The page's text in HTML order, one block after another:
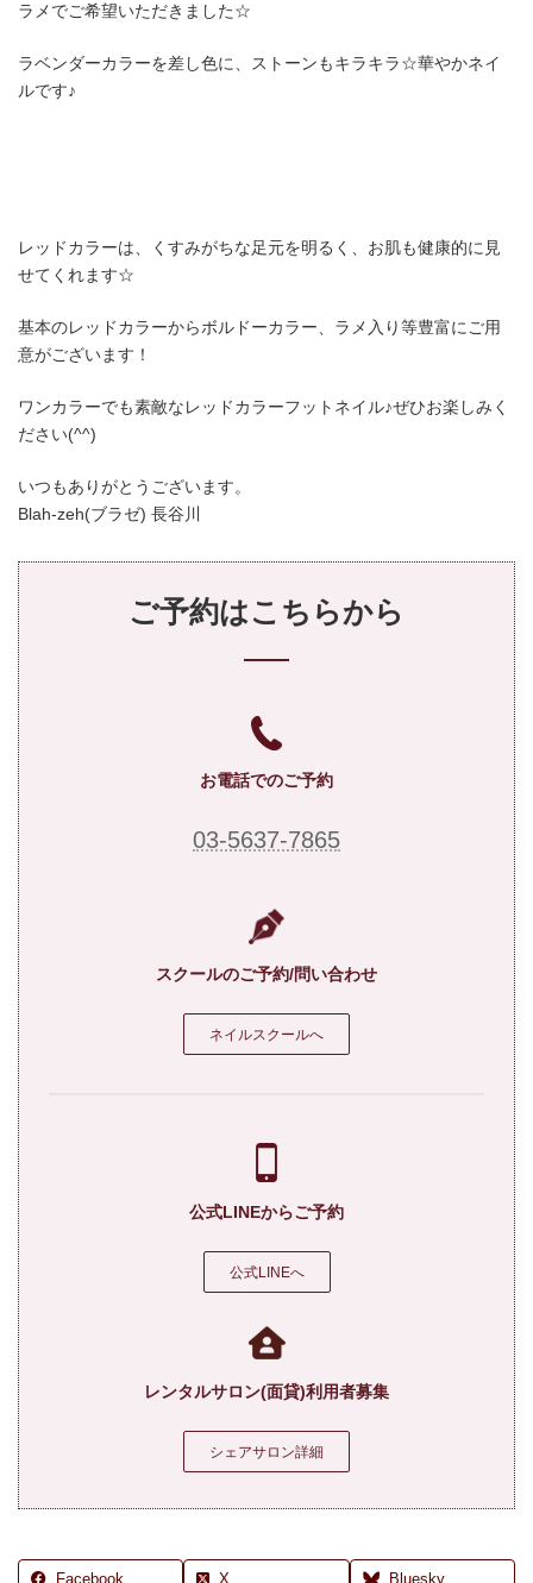
ラメでご希望いただきました☆
ラベンダーカラーを差し色に、ストーンもキラキラ☆華やかネイ
ルです♪
レッドカラーは、くすみがちな足元を明るく、お肌も健康的に見
せてくれます☆
基本のレッドカラーからボルドーカラー、ラメ入り等豊富にご用
意がございます！
ワンカラーでも素敵なレッドカラーフットネイル♪ぜひお楽しみく
ださい(^^)
いつもありがとうございます。
Blah-zeh(ブラゼ) 長谷川
ご予約はこちらから
お電話でのご予約
03-5637-7865
スクールのご予約/問い合わせ
ネイルスクールへ
公式LINEからご予約
公式LINEへ
レンタルサロン(面貸)利用者募集
シェアサロン詳細
Facebook X Bluesky